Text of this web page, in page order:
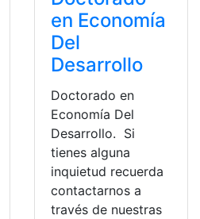
en Economía
Del
Desarrollo
Doctorado en
Economía Del
Desarrollo. Si
tienes alguna
inquietud recuerda
contactarnos a
través de nuestras